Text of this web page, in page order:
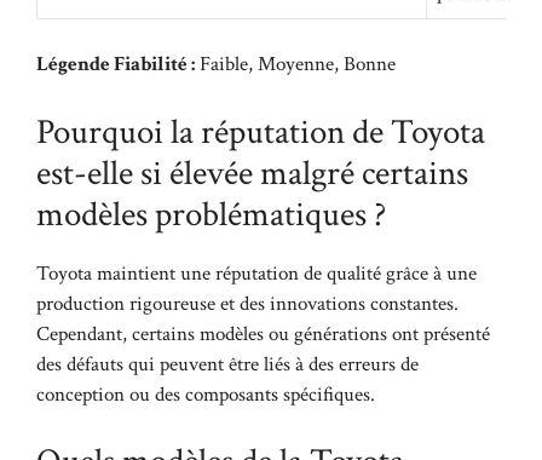
Légende Fiabilité :Faible,Moyenne,Bonne
Pourquoi la réputation de Toyota
est-elle si élevée malgré certains
modèles problématiques ?
Toyota maintient une réputation de qualité grâce à une
production rigoureuse et des innovations constantes.
Cependant, certains modèles ou générations ont présenté
des défauts qui peuvent être liés à des erreurs de
conception ou des composants spécifiques.